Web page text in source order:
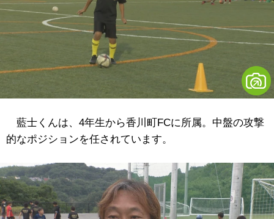
藍士くんは、4年生から香川町FCに所属。中盤の攻撃
的なポジションを任されています。